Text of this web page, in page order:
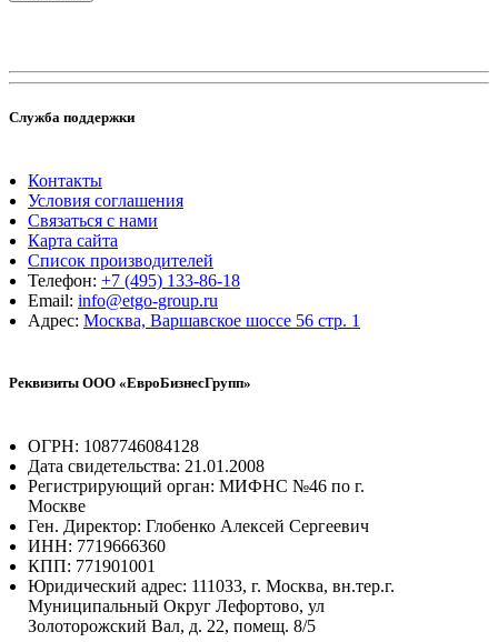
Служба поддержки
Контакты
Условия соглашения
Связаться с нами
Карта сайта
Список производителей
Телефон: +7 (495) 133-86-18
Email: info@etgo-group.ru
Адрес: Москва, Варшавское шоссе 56 стр. 1
Реквизиты ООО «ЕвроБизнесГрупп»
ОГРН: 1087746084128
Дата свидетельства: 21.01.2008
Регистрирующий орган: МИФНС №46 по г.
Москве
Ген. Директор: Глобенко Алексей Сергеевич
ИНН: 7719666360
КПП: 771901001
Юридический адрес: 111033, г. Москва, вн.тер.г.
Муниципальный Округ Лефортово, ул
Золоторожский Вал, д. 22, помещ. 8/5